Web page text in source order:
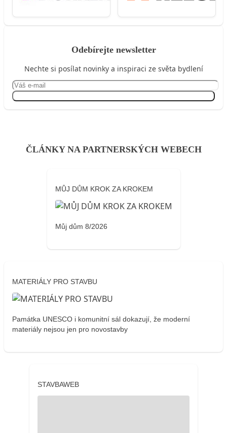
Odebírejte newsletter
Nechte si posílat novinky a inspiraci ze světa bydlení
ČLÁNKY NA PARTNERSKÝCH WEBECH
MŮJ DŮM KROK ZA KROKEM
Můj dům 8/2026
MATERIÁLY PRO STAVBU
Památka UNESCO i komunitní sál dokazují, že moderní
materiály nejsou jen pro novostavby
STAVBAWEB